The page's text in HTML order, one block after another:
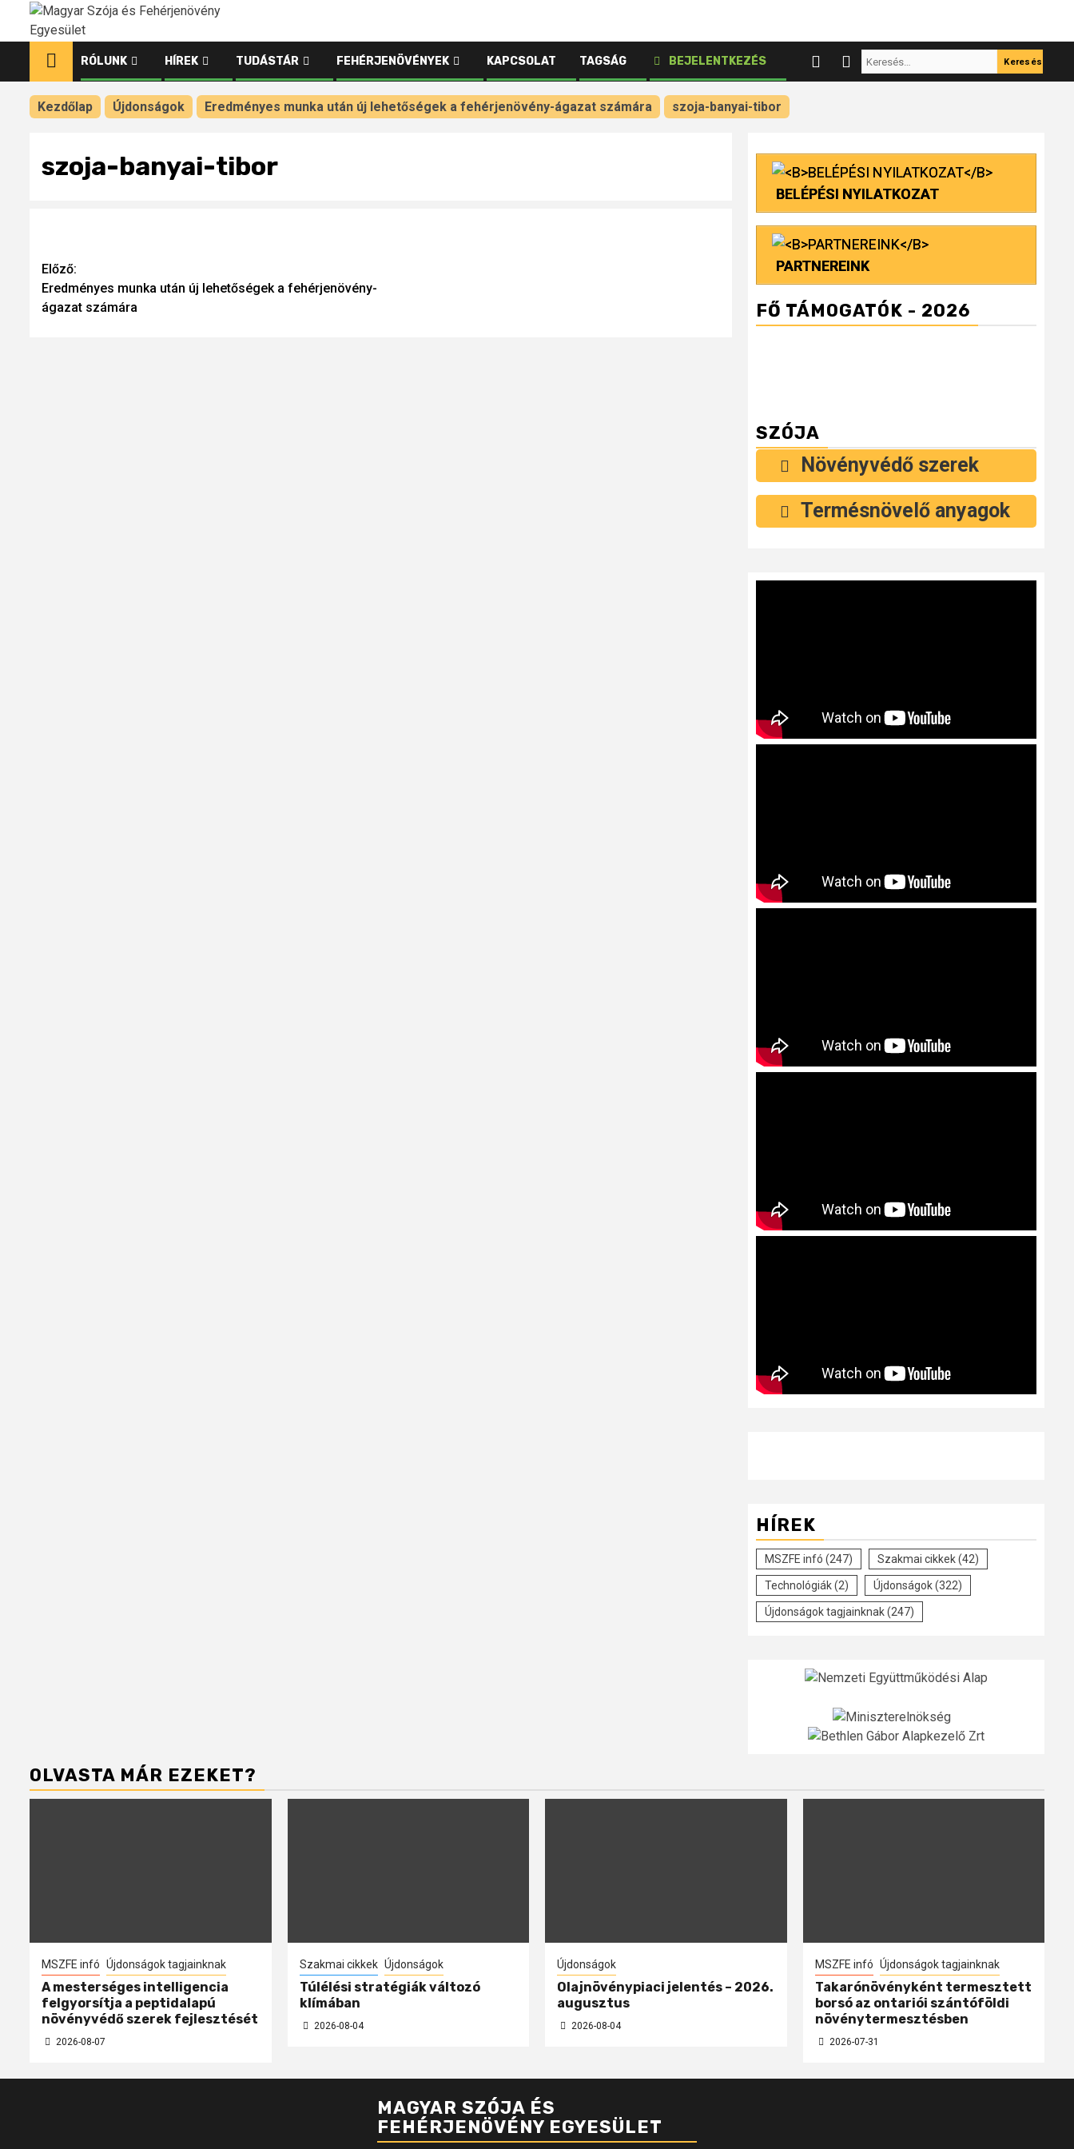
Ugrás
tartalomhoz
RÓLUNK HÍREK TUDÁSTÁR FEHÉRJENÖVÉNYEK KAPCSOLAT TAGSÁG BEJELENTKEZÉS Keresés:
Kezdőlap Újdonságok Eredményes munka után új lehetőségek a fehérjenövény-ágazat számára szoja-banyai-tibor
szoja-banyai-tibor
Continue
Reading
Előző:
Eredményes munka után új lehetőségek a fehérjenövény-
ágazat számára
BELÉPÉSI NYILATKOZAT
PARTNEREINK
FŐ TÁMOGATÓK - 2026
SZÓJA
Növényvédő szerek
Termésnövelő anyagok
HÍREK
MSZFE infó (247) Szakmai cikkek(42)
Technológiák(2) Újdonságok(322)
Újdonságok tagjainknak(247)
OLVASTA MÁR EZEKET?
MSZFE infó Újdonságok tagjainknak
A mesterséges intelligencia
felgyorsítja a peptidalapú
növényvédő szerek fejlesztését
2026-08-07
Szakmai cikkek Újdonságok
Túlélési stratégiák változó
klímában
2026-08-04
Újdonságok
Olajnövénypiaci jelentés – 2026.
augusztus
2026-08-04
MSZFE infó Újdonságok tagjainknak
Takarónövényként termesztett
borsó az ontariói szántóföldi
növénytermesztésben
2026-07-31
MAGYAR SZÓJA ÉS
FEHÉRJENÖVÉNY EGYESÜLET